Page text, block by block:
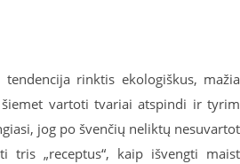
rinktis ekologiškus,
vartoti tvariai atspindi ir
jog po švenčių neliktų
tris „receptus“, kaip išvengti